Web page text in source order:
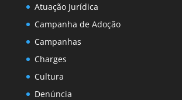
Atuação Jurídica
Campanha de Adoção
Campanhas
Charges
Cultura
Denúncia